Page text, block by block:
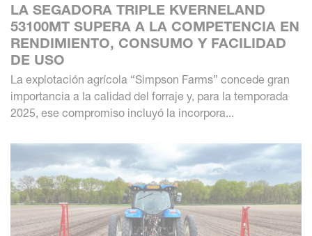
LA SEGADORA TRIPLE KVERNELAND
53100MT SUPERA A LA COMPETENCIA EN
RENDIMIENTO, CONSUMO Y FACILIDAD
DE USO
La explotación agrícola “Simpson Farms” concede gran
importancia a la calidad del forraje y, para la temporada
2025, ese compromiso incluyó la incorpora...